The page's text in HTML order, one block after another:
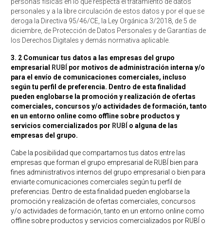
personales y a la libre circulación de estos datos y por el que se
deroga la Directiva 95/46/CE, la Ley Orgánica 3/2018, de 5 de
diciembre, de Protección de Datos Personales y de Garantías de
los Derechos Digitales y demás normativa aplicable.
3. 2 Comunicar tus datos a las empresas del grupo
empresarial
RUBÍ por motivos de administración interna y/o
para el envío de comunicaciones comerciales, incluso
según tu perfil de preferencia. Dentro de esta finalidad
pueden englobarse la promoción y realización de ofertas
comerciales, concursos y/o actividades de formación, tanto
en un entorno online como offline sobre productos y
servicios comercializados por RUBÍ o alguna de las
empresas del grupo.
Cabe la posibilidad que compartamos tus datos entre las
empresas que forman el grupo empresarial de RUBÍ bien para
fines administrativos internos del grupo empresarial o bien para
enviarte comunicaciones comerciales según tu perfil de
preferencias. Dentro de esta finalidad pueden englobarse la
promoción y realización de ofertas comerciales, concursos
y/o actividades de formación, tanto en un entorno online como
offline sobre productos y servicios comercializados por RUBÍ o